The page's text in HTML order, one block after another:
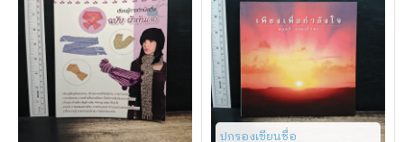
ปกรองเขียนชื่อ